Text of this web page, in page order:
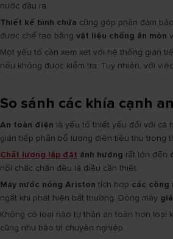
nước đầu ra.
Thiết kế bình chứa cũng góp phần đảm
được chế tạo bằng vật liệu chống ăn mòn
Một yếu tố cần xem xét với hệ thống gián
nếu không được kiểm tra. Tuy nhiên, với việc
So sánh các khía cạnh
An toàn điện là yếu tố thiết yếu đối với cả
gián tiếp phân bổ lượng điện tiêu thụ trong
Chất lượng lắp đặt ảnh hưởng rất lớn đến
nối chắc chắn đều là điều cần thiết.
Máy nước nóng Ariston tích hợp các công
ngắt khi phát hiện bất thường. Dòng máy
Không có loại nào tự thân an toàn hơn loại
cũng như bảo trì chuyên nghiệp.